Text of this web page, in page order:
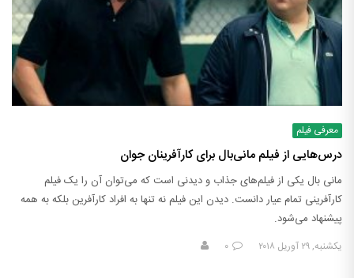
معرفی فیلم
درس‌هایی از فیلم مانی‌بال برای کارآفرینان جوان
مانی بال یکی از فیلم‌های جذاب و دیدنی است که می‌توان آن را یک فیلم
کارآفرینی تمام عیار دانست. دیدن این فیلم نه تنها به افراد کارآفرین بلکه به همه
پیشنهاد می‌شود.
یکشنبه, ۲۹ آوریل ۲۰۱۸ ۰